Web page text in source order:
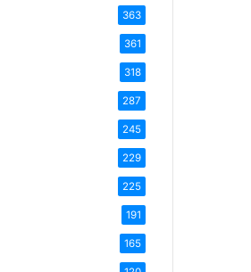
363
361
318
287
245
229
225
191
165